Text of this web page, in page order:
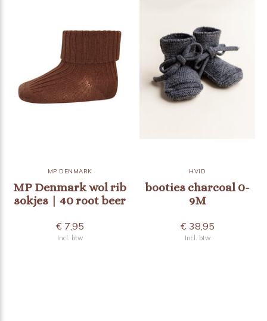
MP DENMARK
MP Denmark wol rib
sokjes | 40 root beer
€ 7,95
Incl. btw
HVID
booties charcoal 0-
9M
€ 38,95
Incl. btw